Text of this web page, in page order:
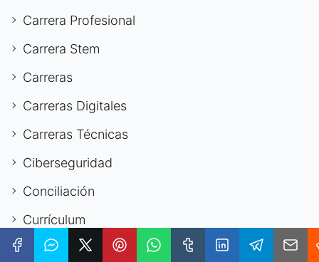
Carrera Profesional
Carrera Stem
Carreras
Carreras Digitales
Carreras Técnicas
Ciberseguridad
Conciliación
Currículum
Currículum Vitae